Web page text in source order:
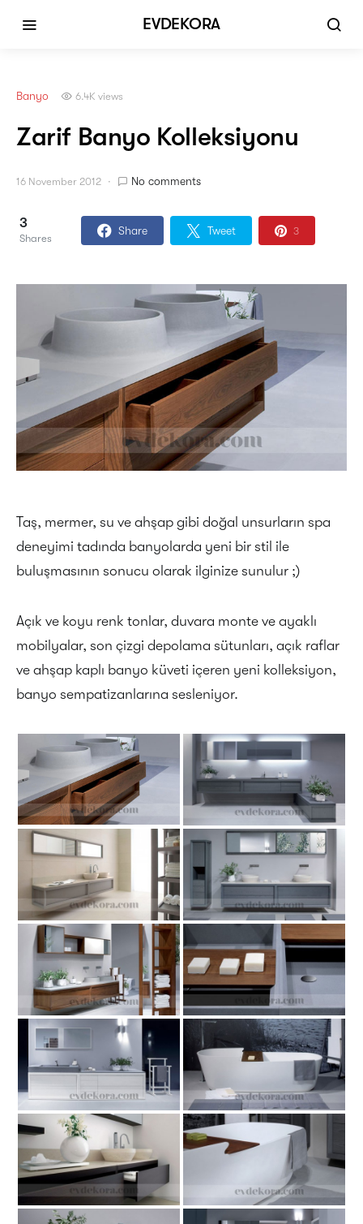
EVDEKORA
Banyo 6.4K views
Zarif Banyo Kolleksiyonu
16 November 2012 No comments
3
Shares
Share Tweet 3
Taş, mermer, su ve ahşap gibi doğal unsurların spa
deneyimi tadında banyolarda yeni bir stil ile
buluşmasının sonucu olarak ilginize sunulur ;)
Açık ve koyu renk tonlar, duvara monte ve ayaklı
mobilyalar, son çizgi depolama sütunları, açık raflar
ve ahşap kaplı banyo küveti içeren yeni kolleksiyon,
banyo sempatizanlarına sesleniyor.